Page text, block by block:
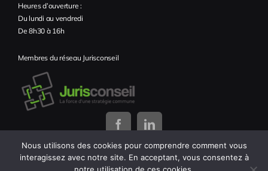
Heures d’ouverture :
Du lundi au vendredi
De 8h30 à 16h
Membres du réseau Jurisconseil
Nous utilisons des cookies pour comprendre comment vous
interagissez avec notre site. En acceptant, vous consentez à